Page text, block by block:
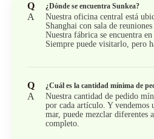
Q ¿Dónde se encuentra Sunkea?
A
Nuestra oficina central está
Shanghai con sala de
Nuestra fábrica se encuentra
Siempre puede visitarlo, pero
Q ¿Cuál es la cantidad mínima de
A
Nuestra cantidad de pedido
por cada artículo. Y vendemos
mar, puede mezclar diferentes
completo.